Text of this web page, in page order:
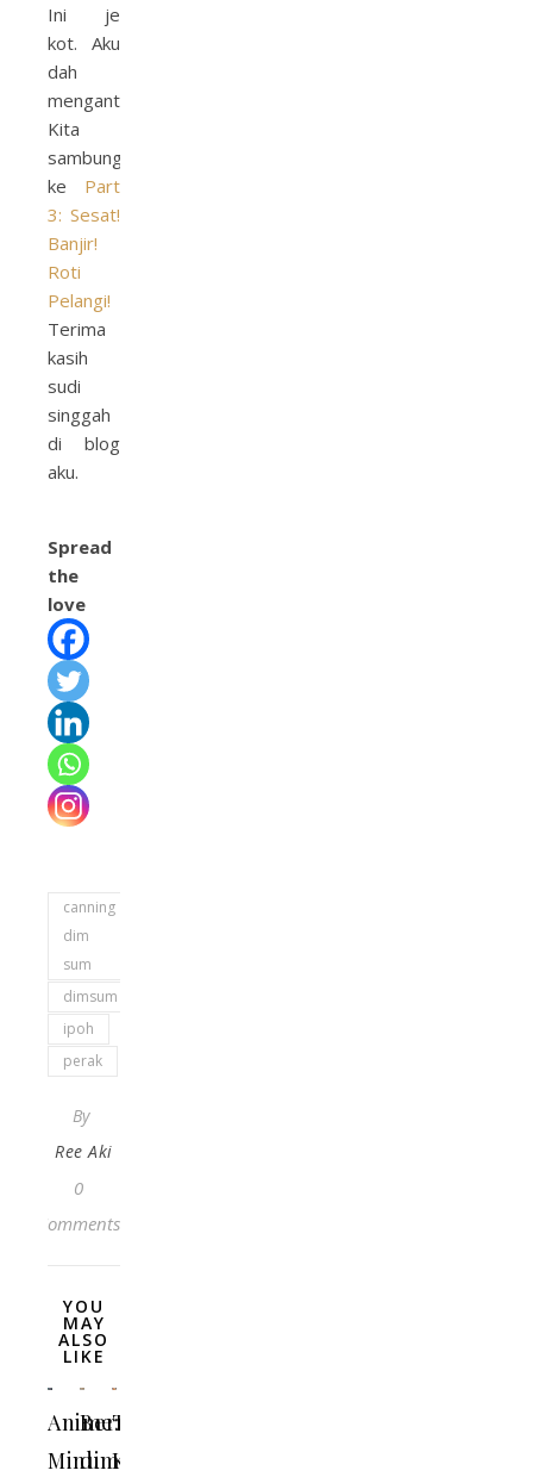
Ini je
kot. Aku
dah
mengantok.
Kita
sambung
ke Part
3: Sesat!
Banjir!
Roti
Pelangi!
Terima
kasih
sudi
singgah
di blog
aku.
Spread
the
love
canning
dim
sum
dimsum
ipoh
perak
By
Ree Aki
0
Comments
YOU
MAY
ALSO
LIKE
Anime:
Minum
Bermalam
di
Trip
Ke